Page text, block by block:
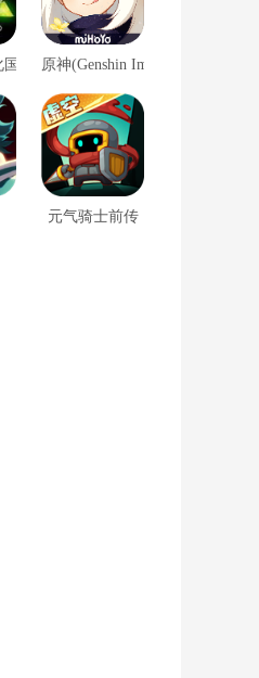
国际服原神(Genshin Impact)外服
元气骑士前传